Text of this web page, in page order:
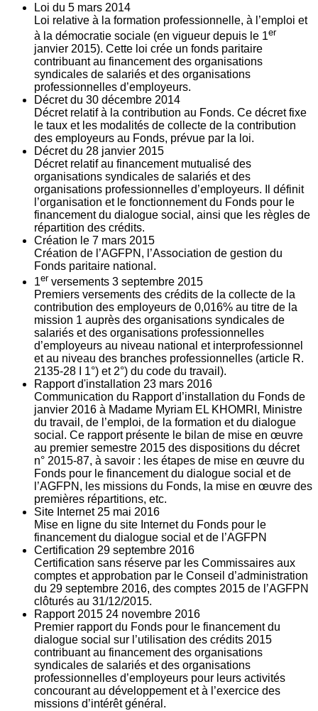
Loi du 5 mars 2014
Loi relative à la formation professionnelle, à l’emploi et
à la démocratie sociale (en vigueur depuis le 1er
janvier 2015). Cette loi crée un fonds paritaire
contribuant au financement des organisations
syndicales de salariés et des organisations
professionnelles d’employeurs.
Décret du 30 décembre 2014
Décret relatif à la contribution au Fonds. Ce décret fixe
le taux et les modalités de collecte de la contribution
des employeurs au Fonds, prévue par la loi.
Décret du 28 janvier 2015
Décret relatif au financement mutualisé des
organisations syndicales de salariés et des
organisations professionnelles d’employeurs. Il définit
l’organisation et le fonctionnement du Fonds pour le
financement du dialogue social, ainsi que les règles de
répartition des crédits.
Création le 7 mars 2015
Création de l’AGFPN, l’Association de gestion du
Fonds paritaire national.
1er versements 3 septembre 2015
Premiers versements des crédits de la collecte de la
contribution des employeurs de 0,016% au titre de la
mission 1 auprès des organisations syndicales de
salariés et des organisations professionnelles
d’employeurs au niveau national et interprofessionnel
et au niveau des branches professionnelles (article R.
2135‐28 I 1°) et 2°) du code du travail).
Rapport d'installation 23 mars 2016
Communication du Rapport d’installation du Fonds de
janvier 2016 à Madame Myriam EL KHOMRI, Ministre
du travail, de l’emploi, de la formation et du dialogue
social. Ce rapport présente le bilan de mise en œuvre
au premier semestre 2015 des dispositions du décret
n° 2015-87, à savoir : les étapes de mise en œuvre du
Fonds pour le financement du dialogue social et de
l’AGFPN, les missions du Fonds, la mise en œuvre des
premières répartitions, etc.
Site Internet 25 mai 2016
Mise en ligne du site Internet du Fonds pour le
financement du dialogue social et de l’AGFPN
Certification 29 septembre 2016
Certification sans réserve par les Commissaires aux
comptes et approbation par le Conseil d’administration
du 29 septembre 2016, des comptes 2015 de l’AGFPN
clôturés au 31/12/2015.
Rapport 2015 24 novembre 2016
Premier rapport du Fonds pour le financement du
dialogue social sur l’utilisation des crédits 2015
contribuant au financement des organisations
syndicales de salariés et des organisations
professionnelles d’employeurs pour leurs activités
concourant au développement et à l’exercice des
missions d’intérêt général.